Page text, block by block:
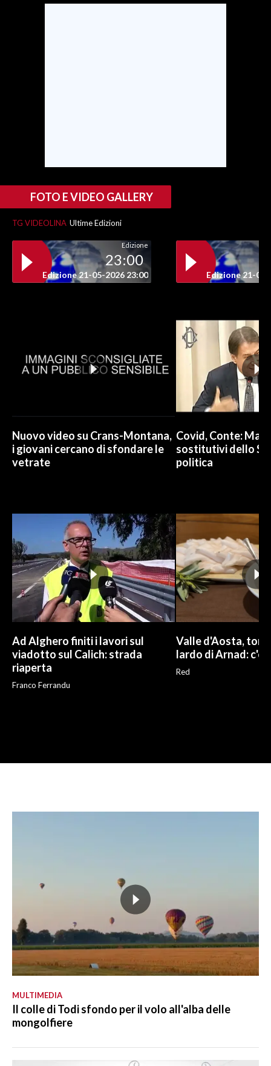
INFO AZIENDE
FOTO E VIDEO GALLERY
TG VIDEOLINA Ultime Edizioni
Edizione
23:00
Edizione 21-05-2026 23:00 Edizione 21-05-
Nuovo video su Crans-Montana,
i giovani cercano di sfondare le
vetrate
Covid, Conte: Mai
sostitutivi dello
politica
Ad Alghero finiti i lavori sul
viadotto sul Calich: strada
riaperta
Franco Ferrandu
Valle d'Aosta,
lardo di Arnad: c'è
Red
MULTIMEDIA
Il colle di Todi sfondo per il volo all'alba delle
mongolfiere